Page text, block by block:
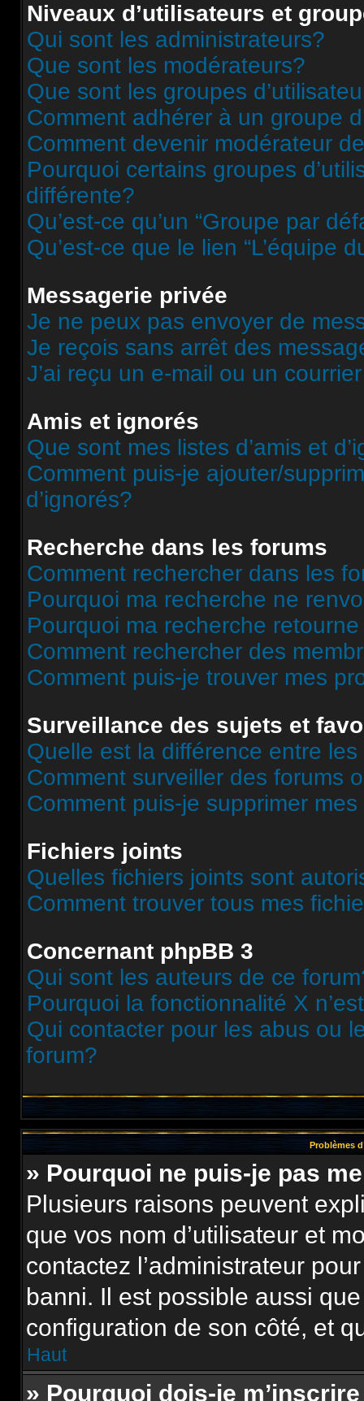
Niveaux d’utilisateurs et
Qui sont les administrateurs?
Que sont les modérateurs?
Que sont les groupes
Comment adhérer à un groupe
Comment devenir modérateur
Pourquoi certains groupes
différente?
Qu’est-ce qu’un “Groupe par
Qu’est-ce que le lien “L’équipe
Messagerie privée
Je ne peux pas envoyer de
Je reçois sans arrêt des
J’ai reçu un e-mail ou un
Amis et ignorés
Que sont mes listes d’amis et
Comment puis-je ajouter/
d’ignorés?
Recherche dans les forums
Comment rechercher dans les
Pourquoi ma recherche ne
Pourquoi ma recherche
Comment rechercher des
Comment puis-je trouver mes
Surveillance des sujets et
Quelle est la différence entre
Comment surveiller des forums
Comment puis-je supprimer
Fichiers joints
Quelles fichiers joints sont
Comment trouver tous mes
Concernant phpBB 3
Qui sont les auteurs de ce
Pourquoi la fonctionnalité X
Qui contacter pour les abus ou
forum?
Problèmes
» Pourquoi ne puis-je pas
Plusieurs raisons peuvent
que vos nom d’utilisateur et
contactez l’administrateur
banni. Il est possible aussi
configuration de son côté, et
Haut
» Pourquoi dois-je